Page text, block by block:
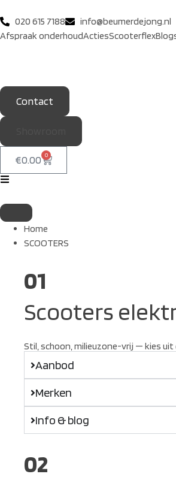
020 615 7188
info@beumerdejong.nl
Afspraak onderhoudActiesScooterflex
Contact
€0.00 0
Home
SCOOTERS
01
Scooters
Stil, schoon, milieuzone-vrij — kies uit
Aanbod
Merken
Info & blog
02